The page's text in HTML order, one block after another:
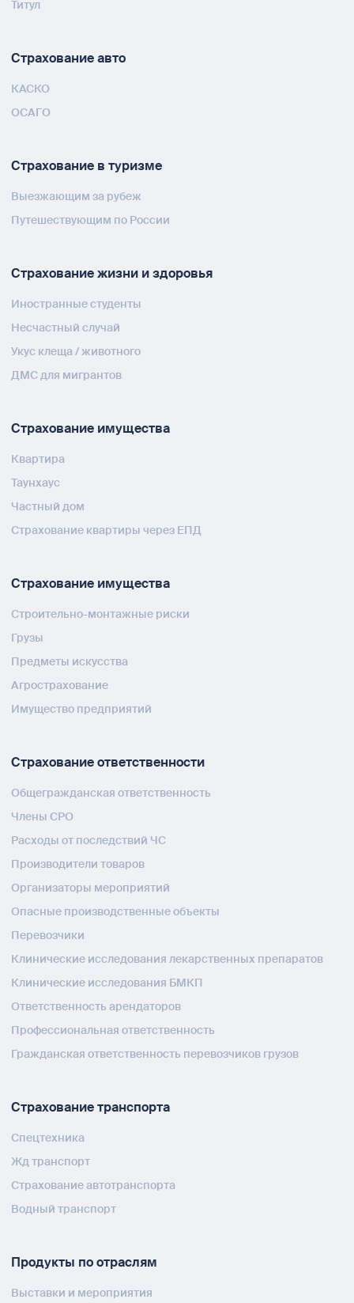
Титул
Страхование авто
КАСКО
ОСАГО
Страхование в туризме
Выезжающим за рубеж
Путешествующим по России
Страхование жизни и здоровья
Иностранные студенты
Несчастный случай
Укус клеща / животного
ДМС для мигрантов
Страхование имущества
Квартира
Таунхаус
Частный дом
Страхование квартиры через ЕПД
Страхование имущества
Строительно-монтажные риски
Грузы
Предметы искусства
Агрострахование
Имущество предприятий
Страхование ответственности
Общегражданская ответственность
Члены СРО
Расходы от последствий ЧС
Производители товаров
Организаторы мероприятий
Опасные производственные объекты
Перевозчики
Клинические исследования лекарственных препаратов
Клинические исследования БМКП
Ответственность арендаторов
Профессиональная ответственность
Гражданская ответственность перевозчиков грузов
Страхование транспорта
Спецтехника
Жд транспорт
Страхование автотранспорта
Водный транспорт
Продукты по отраслям
Выставки и мероприятия